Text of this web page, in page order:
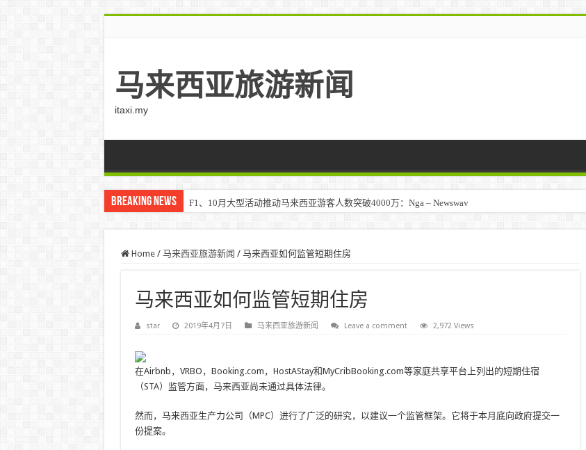
马来西亚旅游新闻
itaxi.my
Breaking News F1、10月大型活动推动马来西亚游客人数突破4000万：Nga – Newswav
Home / 马来西亚旅游新闻 / 马来西亚如何监管短期住房
马来西亚如何监管短期住房
star 2019年4月7日 马来西亚旅游新闻 Leave a comment 2,972 Views
在Airbnb，VRBO，Booking.com，HostAStay和MyCribBooking.com等家庭共享平台上列出的短期住宿
（STA）监管方面，马来西亚尚未通过具体法律。
然而，马来西亚生产力公司（MPC）进行了广泛的研究，以建议一个监管框架。它将于本月底向政府提交一
份提案。